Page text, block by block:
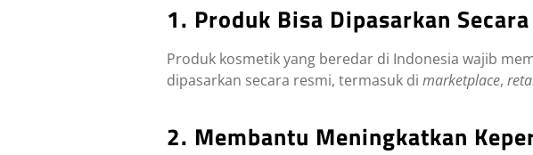
1. Produk Bisa Dipasarkan
Produk kosmetik yang beredar di Indonesia wajib
dipasarkan secara resmi, termasuk di marketplace,
2. Membantu Meningkatkan